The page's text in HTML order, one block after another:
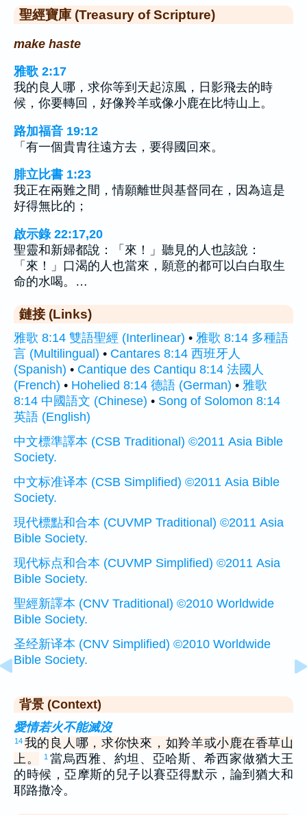
聖經寶庫 (Treasury of Scripture)
make haste
雅歌 2:17
我的良人哪，求你等到天起涼風，日影飛去的時
候，你要轉回，好像羚羊或像小鹿在比特山上。
路加福音 19:12
「有一個貴胄往遠方去，要得國回來。
腓立比書 1:23
我正在兩難之間，情願離世與基督同在，因為這是
好得無比的；
啟示錄 22:17,20
聖靈和新婦都說：「來！」聽見的人也該說：
「來！」口渴的人也當來，願意的都可以白白取生
命的水喝。…
鏈接 (Links)
雅歌 8:14 雙語聖經 (Interlinear) • 雅歌 8:14 多種語
言 (Multilingual) • Cantares 8:14 西班牙人
(Spanish) • Cantique des Cantiqu 8:14 法國人
(French) • Hohelied 8:14 德語 (German) • 雅歌
8:14 中國語文 (Chinese) • Song of Solomon 8:14
英語 (English)
中文標準譯本 (CSB Traditional) ©2011 Asia Bible
Society.
中文标准译本 (CSB Simplified) ©2011 Asia Bible
Society.
現代標點和合本 (CUVMP Traditional) ©2011 Asia
Bible Society.
现代标点和合本 (CUVMP Simplified) ©2011 Asia
Bible Society.
聖經新譯本 (CNV Traditional) ©2010 Worldwide
Bible Society.
圣经新译本 (CNV Simplified) ©2010 Worldwide
Bible Society.
背景 (Context)
愛情若火不能滅沒
14 我的良人哪，求你快來，如羚羊或小鹿在香草山
上。
1 當烏西雅、約坦、亞哈斯、希西家做猶大王
的時候，亞摩斯的兒子以賽亞得默示，論到猶大和
耶路撒冷。